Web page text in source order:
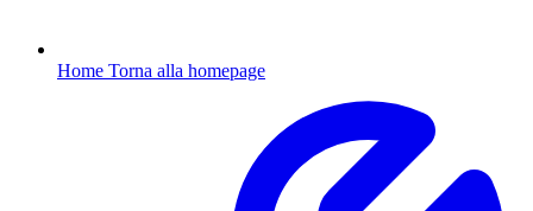
Home Torna alla homepage